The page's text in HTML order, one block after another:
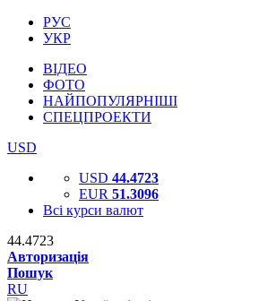
РУС
УКР
ВІДЕО
ФОТО
НАЙПОПУЛЯРНІШІ
СПЕЦПРОЕКТИ
USD
USD 44.4723
EUR 51.3096
Всі курси валют
44.4723
Авторизація
Пошук
RU